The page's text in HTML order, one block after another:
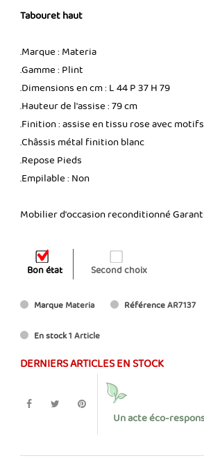
Tabouret haut
.Marque : Materia
.Gamme : Plint
.Dimensions en cm : L 44 P 37 H 79
.Hauteur de l'assise : 79 cm
.Finition : assise en tissu rose avec motifs
.Châssis métal finition blanc
.Repose Pieds
.Empilable : Non
Mobilier d'occasion reconditionné
Bon état Second choix
Marque Materia RéférenceAR7137
En stock1 Article
DERNIERS ARTICLES EN STOCK
Un acte éco-